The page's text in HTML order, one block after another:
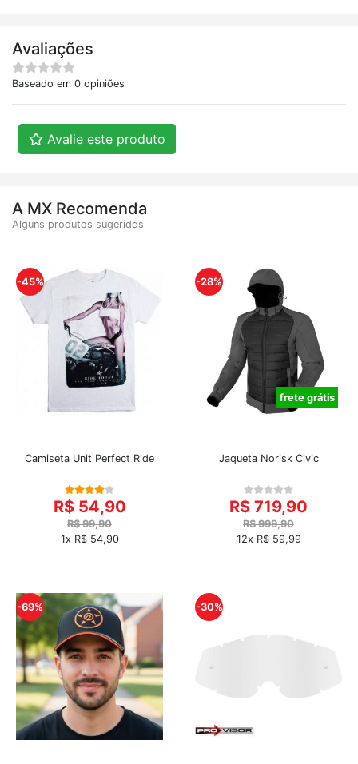
Avaliações
Baseado em 0 opiniões
Avalie este produto
A MX Recomenda
Alguns produtos sugeridos
-45%
Camiseta Unit Perfect Ride
R$ 54,90
R$ 99,90
1x R$ 54,90
-28%
frete grátis
Jaqueta Norisk Civic
R$ 719,90
R$ 999,90
12x R$ 59,99
-69% -30%